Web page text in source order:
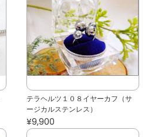
テラヘルツ１０８イヤーカフ（サ
ージカルステンレス）
¥9,900